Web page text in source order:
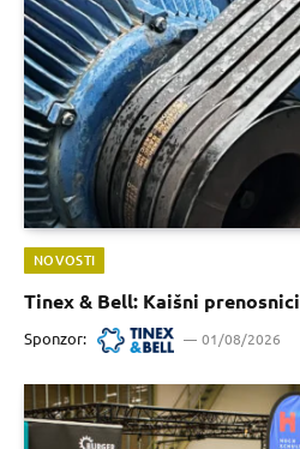
NOVOSTI
Tinex & Bell: Kaišni prenosnici
Sponzor: 01/08/2026